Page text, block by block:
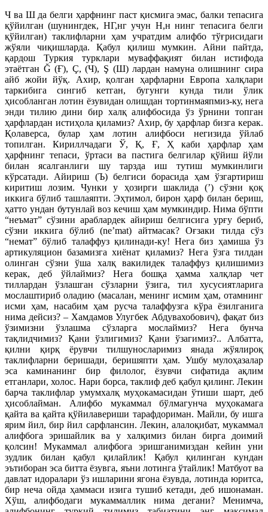
Ч ва Ш да белги ҳарфнинг паст қисмига эмас, балки тепасига
қўйилган (шунингдек, НГ,нг учун Н,н нинг тепасига белги
қўйилган) таклифларни ҳам учратдим алифбо тўғрисидаги
жўяли чиқишларда. Қабул қилиш мумкин. Айни пайтда,
қардош Туркия турклари муваффақият билан истифода
этаётган Ğ (Ғ), Ç, (Ч), Ş (Ш) лардан намуна олишнинг сира
айб жойи йўқ. Ахир, қолган ҳарфларни Европа халқлари
таркибига сингиб кетган, бугунги кунда тили ўлик
ҳисобланган лотин ёзувидан олишдан тортинмаяпмиз-ку, нега
энди тилию дини бир халқ алифбосида ўз ўрнини топган
ҳарфлардан истиҳола қиламиз? Ахир, бу ҳарфлар бизга керак.
Қолаверса, булар ҳам лотин алифбоси негизида ўйлаб
топилган. Кириллчадаги Ў, Қ, Ғ, Ҳ каби ҳарфлар ҳам
ҳарфнинг тепаси, ўртаси ва пастига белгилар қўйиш йўли
билан ясалганлиги шу тарзда иш тутиш мумкинлиги
кўрсатади. Айириш (Ъ) белгиси борасида ҳам ўзгартириш
киритиш лозим. Чунки у ҳозирги шаклида (’) сўзни қоқ
иккига бўлиб ташлаяпти. Эҳтимол, бирон ҳарф билан бериш,
ҳатто ундан бутунлай воз кечиш ҳам мумкиндир. Нима бўпти
“неъмат” сўзини араблардек айириш белгисига урғу бериб,
сўзни иккига бўлиб (ne’mat) айтмасак? Оғзаки тилда сўз
“немат” бўлиб талаффуз қилинади-ку! Нега биз ҳамиша ўз
артикуляцион базамизга хиёнат қиламиз? Нега ўзга тилдан
олинган сўзни ўша халқ вакилидек талаффуз қилишимиз
керак, деб ўйлаймиз? Нега бошқа ҳамма халқлар чет
тиллардан ўзлашган сўзларни ўзига, тил хусусиятларига
мослаштириб оладию (масалан, менинг исмим ҳам, отамнинг
исми ҳам, насабим ҳам русча талаффузга кўра ёзилганига
нима дейсиз? – Хамдамов Улугбек Абдувахобович), фақат биз
ўзимизни ўзлашма сўзларга мослаймиз? Нега бунча
тақлидчимиз? Қани ўзлигимиз? Қани ўзагимиз?.. Албатта,
қилни қирқ ёрувчи тилшуносларимиз янада жўялироқ
таклифларни беришади, беришяпти ҳам. Ушбу мулоҳазалар
эса каминанинг бир филолог, ёзувчи сифатида ақлим
етганлари, холос. Нари борса, таклиф деб қабул қилинг. Лекин
барча таклифлар умумхалқ муҳокамасидан ўтиши шарт, деб
ҳисоблайман. Алифбо мукаммал бўлмагунча муҳокамага
қайта ва қайта қўйилавериши тарафдориман. Майли, бу ишга
ярим йил, бир йил сарфлансин. Лекин, алалоқибат, мукаммал
алифбога эришайлик ва у халқимиз билан бирга доимий
қолсин! Мукаммал алифбога эришганимиздан кейин уни
зудлик билан қабул қилайлик! Қабул қилинган кундан
эътиборан эса битта ёзувга, яъни лотинга ўтайлик! Матбуот ва
давлат идоралари ўз ишларини ягона ёзувда, лотинда юритса,
бир неча ойда ҳаммаси изига тушиб кетади, деб ишонаман.
Хўш, алифбодаги мукаммаллик нима дегани? Менимча,